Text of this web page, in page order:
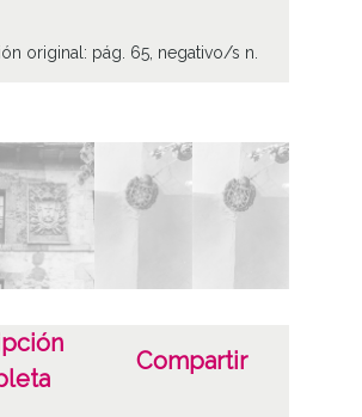
original: pág. 65, negativo/s n.
de las imágenes
SA 4.0
Compartir